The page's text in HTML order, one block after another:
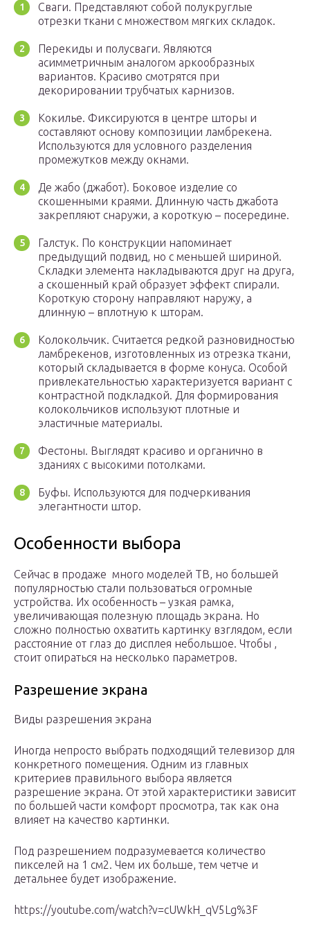
Сваги. Представляют собой полукруглые
отрезки ткани с множеством мягких складок.
Перекиды и полусваги. Являются
асимметричным аналогом аркообразных
вариантов. Красиво смотрятся при
декорировании трубчатых карнизов.
Кокилье. Фиксируются в центре шторы и
составляют основу композиции ламбрекена.
Используются для условного разделения
промежутков между окнами.
Де жабо (джабот). Боковое изделие со
скошенными краями. Длинную часть джабота
закрепляют снаружи, а короткую – посередине.
Галстук. По конструкции напоминает
предыдущий подвид, но с меньшей шириной.
Складки элемента накладываются друг на друга,
а скошенный край образует эффект спирали.
Короткую сторону направляют наружу, а
длинную – вплотную к шторам.
Колокольчик. Считается редкой разновидностью
ламбрекенов, изготовленных из отрезка ткани,
который складывается в форме конуса. Особой
привлекательностью характеризуется вариант с
контрастной подкладкой. Для формирования
колокольчиков используют плотные и
эластичные материалы.
Фестоны. Выглядят красиво и органично в
зданиях с высокими потолками.
Буфы. Используются для подчеркивания
элегантности штор.
Особенности выбора
Сейчас в продаже много моделей ТВ, но большей
популярностью стали пользоваться огромные
устройства. Их особенность – узкая рамка,
увеличивающая полезную площадь экрана. Но
сложно полностью охватить картинку взглядом, если
расстояние от глаз до дисплея небольшое. Чтобы ,
стоит опираться на несколько параметров.
Разрешение экрана
Виды разрешения экрана
Иногда непросто выбрать подходящий телевизор для
конкретного помещения. Одним из главных
критериев правильного выбора является
разрешение экрана. От этой характеристики зависит
по большей части комфорт просмотра, так как она
влияет на качество картинки.
Под разрешением подразумевается количество
пикселей на 1 см2. Чем их больше, тем четче и
детальнее будет изображение.
https://youtube.com/watch?v=cUWkH_qV5Lg%3F